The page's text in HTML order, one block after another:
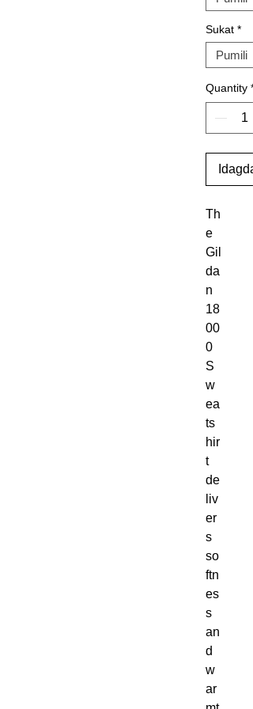
Sukat *
Quantity *
Th
e
Gil
da
n
18
00
0
S
w
ea
ts
hir
t
de
liv
er
s
so
ftn
es
s
an
d
w
ar